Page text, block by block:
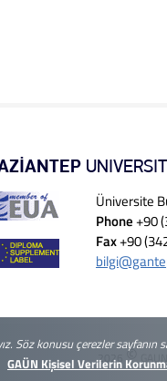
konusu çerezler sayfanın
GAÜN Kişisel Verilerin
Üniversite
Phone+90
Fax+90
2026 ©